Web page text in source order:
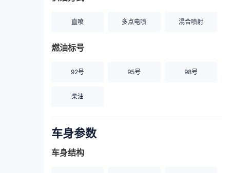
直喷 多点电喷 混合喷射
燃油标号
92号 95号 98号
柴油
车身参数
车身结构